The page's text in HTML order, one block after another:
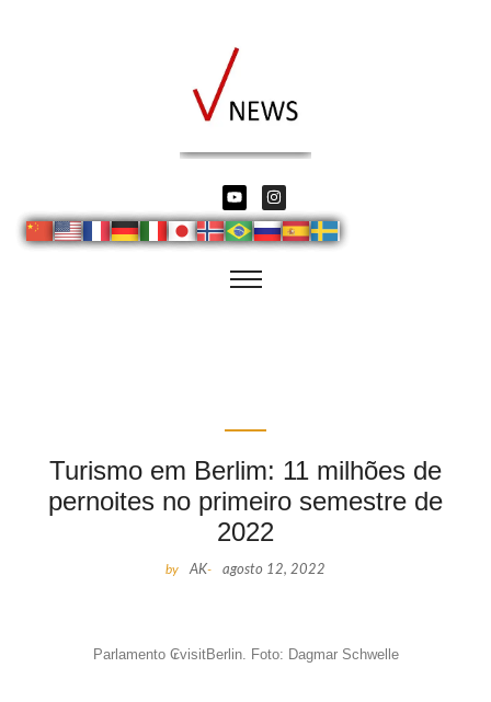
Turismo em Berlim: 11 milhões de
pernoites no primeiro semestre de
2022
by AK- agosto 12, 2022
Parlamento ₢visitBerlin. Foto: Dagmar Schwelle